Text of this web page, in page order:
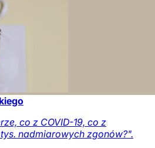
co z COVID-19, co z
nadmiarowych zgonów?".